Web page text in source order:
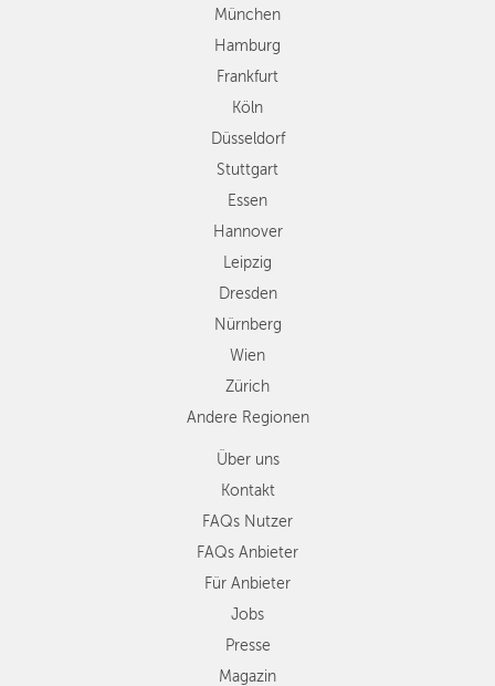
Stuttgart
Essen
Nürnberg
Andere
Regionen
München
Hamburg
Frankfurt
Köln
Düsseldorf
Stuttgart
Essen
Hannover
Leipzig
Dresden
Nürnberg
Wien
Zürich
Andere Regionen
Über uns
Kontakt
FAQs Nutzer
FAQs Anbieter
Für Anbieter
Jobs
Presse
Magazin